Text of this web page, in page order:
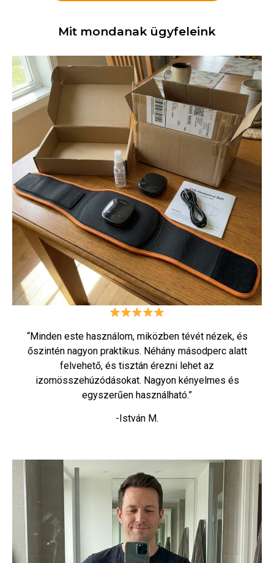
Mit mondanak ügyfeleink
“Minden este használom, miközben tévét nézek, és
őszintén nagyon praktikus. Néhány másodperc alatt
felvehető, és tisztán érezni lehet az
izomösszehúzódásokat. Nagyon kényelmes és
egyszerűen használható.”
-István M.